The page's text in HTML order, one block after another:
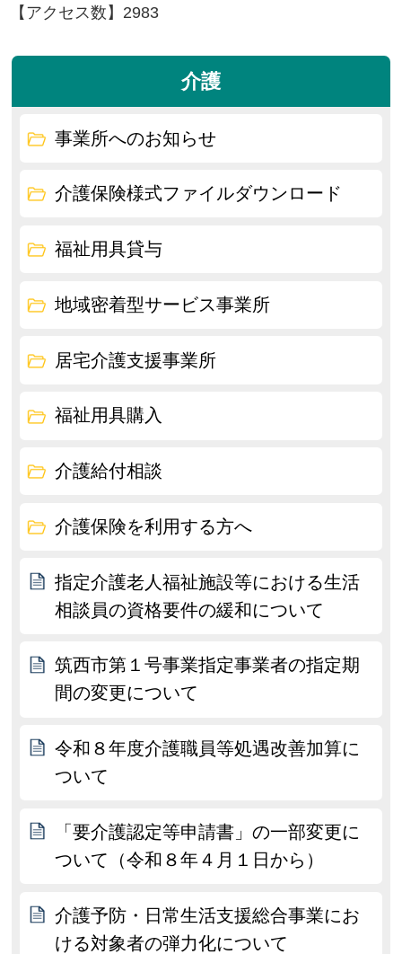
【アクセス数】 2983
介護
事業所へのお知らせ
介護保険様式ファイルダウンロード
福祉用具貸与
地域密着型サービス事業所
居宅介護支援事業所
福祉用具購入
介護給付相談
介護保険を利用する方へ
指定介護老人福祉施設等における生活
相談員の資格要件の緩和について
筑西市第１号事業指定事業者の指定期
間の変更について
令和８年度介護職員等処遇改善加算に
ついて
「要介護認定等申請書」の一部変更に
ついて（令和８年４月１日から）
介護予防・日常生活支援総合事業にお
ける対象者の弾力化について